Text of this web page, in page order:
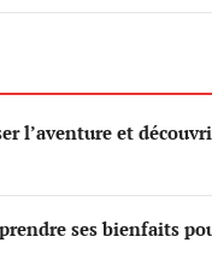
l’aventure et
ses bienfaits